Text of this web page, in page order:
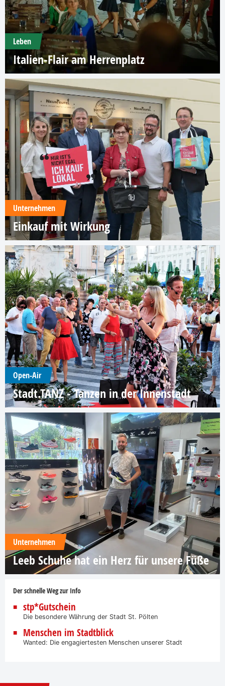
Leben
Italien-Flair am Herrenplatz
Unternehmen
Einkauf mit Wirkung
Open-Air
Stadt.TANZ - Tanzen in der Innenstadt
Unternehmen
Leeb Schuhe hat ein Herz für unsere Füße
Der schnelle Weg zur Info
stp*Gutschein
Die besondere Währung der Stadt St. Pölten
Menschen im Stadtblick
Wanted: Die engagiertesten Menschen unserer Stadt